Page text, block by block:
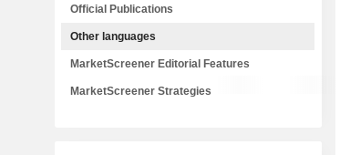
Official Publications
Other languages
MarketScreener Editorial Features
MarketScreener Strategies